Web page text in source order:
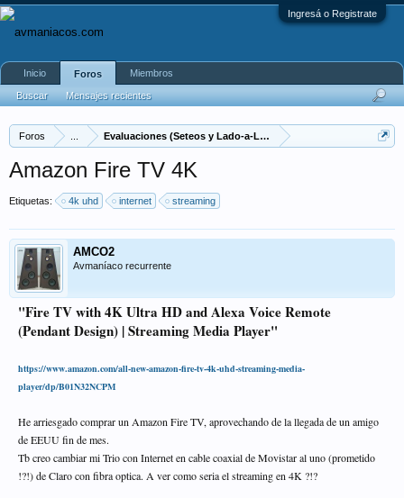
Ingresá o Registrate
Foros Evaluaciones (Seteos y Lado-a-Lado)
Amazon Fire TV 4K
Etiquetas: 4k uhd internet streaming
AMCO2
Avmaníaco recurrente
"Fire TV with 4K Ultra HD and Alexa Voice Remote
(Pendant Design) | Streaming Media Player"
https://www.amazon.com/all-new-amazon-fire-tv-4k-uhd-streaming-media-
player/dp/B01N32NCPM
He arriesgado comprar un Amazon Fire TV, aprovechando de la llegada de un amigo
de EEUU fin de mes.
Tb creo cambiar mi Trio con Internet en cable coaxial de Movistar al uno (prometido
!?!) de Claro con fibra optica. A ver como seria el streaming en 4K ?!?
Inicio
Foros
Buscar
Mensajes recientes
Miembros